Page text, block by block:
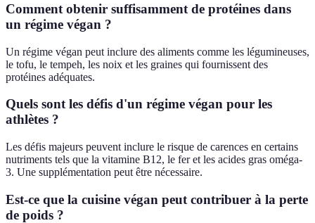
Comment obtenir suffisamment de protéines dans
un régime végan ?
Un régime végan peut inclure des aliments comme les légumineuses,
le tofu, le tempeh, les noix et les graines qui fournissent des
protéines adéquates.
Quels sont les défis d'un régime végan pour les
athlètes ?
Les défis majeurs peuvent inclure le risque de carences en certains
nutriments tels que la vitamine B12, le fer et les acides gras oméga-
3. Une supplémentation peut être nécessaire.
Est-ce que la cuisine végan peut contribuer à la perte
de poids ?